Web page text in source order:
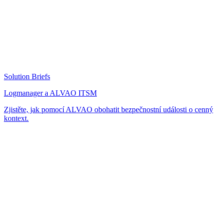
Solution Briefs
Logmanager a ALVAO ITSM
Zjistěte, jak pomocí ALVAO obohatit bezpečnostní události o cenný
kontext.